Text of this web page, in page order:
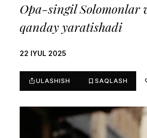
Opa-singil Solomonlar
qanday yaratishadi
22 IYUL 2025
ULASHISH SAQLASH